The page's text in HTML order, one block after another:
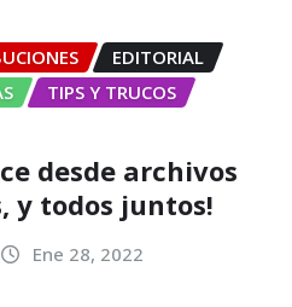
EDITORIAL
TIPS Y TRUCOS
desde archivos
y todos juntos!
Ene 28, 2022